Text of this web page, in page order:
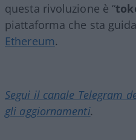
questa rivoluzione è “
piattaforma che sta
Ethereum.
Segui il canale Telegram
gli aggiornamenti.